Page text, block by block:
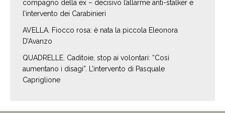
compagno della ex – decisivo l’allarme anti-stalker e
l’intervento dei Carabinieri
AVELLA. Fiocco rosa: è nata la piccola Eleonora
D’Avanzo
QUADRELLE. Caditoie, stop ai volontari: “Così
aumentano i disagi”. L’intervento di Pasquale
Capriglione